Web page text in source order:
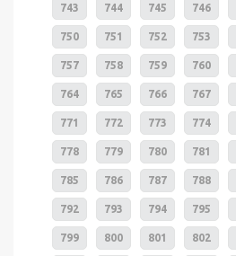
743 744 745 746
750 751 752 753
757 758 759 760
764 765 766 767
771 772 773 774
778 779 780 781
785 786 787 788
792 793 794 795
799 800 801 802